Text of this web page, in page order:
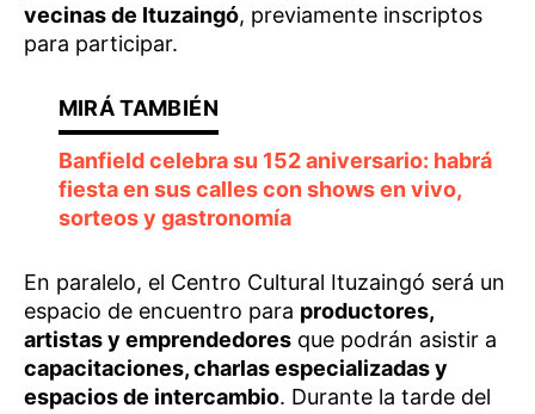
vecinas de Ituzaingó, previamente inscriptos
para participar.
Banfield celebra su 152 aniversario: habrá
fiesta en sus calles con shows en vivo,
sorteos y gastronomía
En paralelo, el Centro Cultural Ituzaingó será un
espacio de encuentro para productores,
artistas y emprendedores que podrán asistir a
capacitaciones, charlas especializadas y
espacios de intercambio. Durante la tarde del